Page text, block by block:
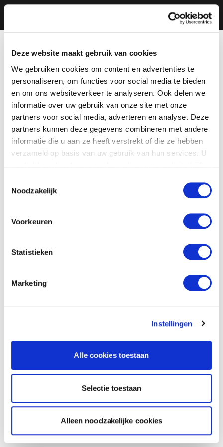
Deze website maakt gebruik van cookies
We gebruiken cookies om content en advertenties te
personaliseren, om functies voor social media te bieden
en om ons websiteverkeer te analyseren. Ook delen we
informatie over uw gebruik van onze site met onze
partners voor social media, adverteren en analyse. Deze
partners kunnen deze gegevens combineren met andere
informatie die u aan ze heeft verstrekt of die ze hebben
verzameld op basis van uw gebruik van hun services. U
Noodzakelijk
Voorkeuren
Statistieken
Marketing
Instellingen
Alle cookies toestaan
Selectie toestaan
Alleen noodzakelijke cookies